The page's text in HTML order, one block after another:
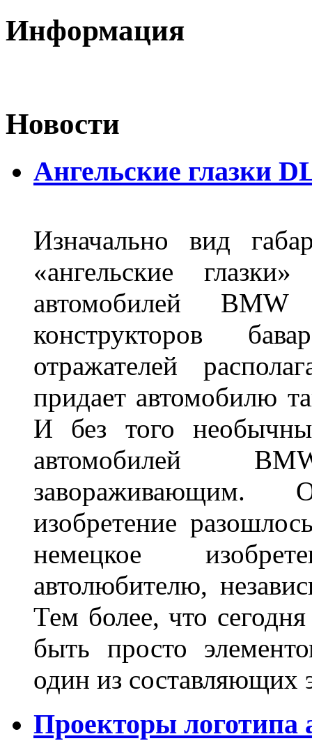
Информация
Новости
Ангельские глазки
Изначально вид
«ангельские
автомобилей
конструкторов
отражателей
придает автомобилю
И без того
автомобилей
завораживающим.
изобретение
немецкое
автолюбителю,
Тем более, что сегодня
быть просто
один из
Проекторы логотипа